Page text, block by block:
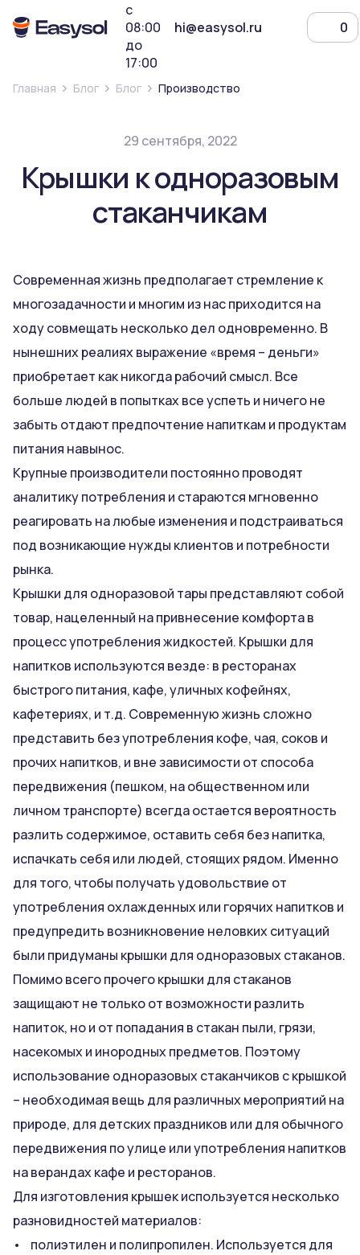
с
08:00
до
17:00
hi@easysol.ru 0
Главная Блог Блог Производство
29 сентября, 2022
Крышки к одноразовым
стаканчикам
Современная жизнь предполагает стремление к
многозадачности и многим из нас приходится на
ходу совмещать несколько дел одновременно. В
нынешних реалиях выражение «время – деньги»
приобретает как никогда рабочий смысл. Все
больше людей в попытках все успеть и ничего не
забыть отдают предпочтение напиткам и продуктам
питания навынос.
Крупные производители постоянно проводят
аналитику потребления и стараются мгновенно
реагировать на любые изменения и подстраиваться
под возникающие нужды клиентов и потребности
рынка.
Крышки для одноразовой тары представляют собой
товар, нацеленный на привнесение комфорта в
процесс употребления жидкостей. Крышки для
напитков используются везде: в ресторанах
быстрого питания, кафе, уличных кофейнях,
кафетериях, и т.д. Современную жизнь сложно
представить без употребления кофе, чая, соков и
прочих напитков, и вне зависимости от способа
передвижения (пешком, на общественном или
личном транспорте) всегда остается вероятность
разлить содержимое, оставить себя без напитка,
испачкать себя или людей, стоящих рядом. Именно
для того, чтобы получать удовольствие от
употребления охлажденных или горячих напитков и
предупредить возникновение неловких ситуаций
были придуманы крышки для одноразовых стаканов.
Помимо всего прочего крышки для стаканов
защищают не только от возможности разлить
напиток, но и от попадания в стакан пыли, грязи,
насекомых и инородных предметов. Поэтому
использование одноразовых стаканчиков с крышкой
– необходимая вещь для различных мероприятий на
природе, для детских праздников или для обычного
передвижения по улице или употребления напитков
на верандах кафе и ресторанов.
Для изготовления крышек используется несколько
разновидностей материалов:
• полиэтилен и полипропилен. Используется для